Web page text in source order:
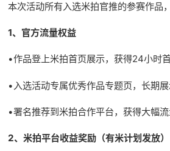
本次活动所有入选米拍官推的参赛作品
1、官方流量权益
•作品登上米拍首页展示，获得24小时
•入选活动专属优秀作品专题页，长期
•署名推荐到米拍合作平台，获得大幅流
2、米拍平台收益奖励（有米计划发放）